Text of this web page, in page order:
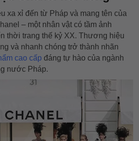
xa xỉ đến từ Pháp và mang tên của
– một nhân vật có tầm ảnh
thời trang thế kỷ XX. Thương hiệu
và nhanh chóng trở thành nhãn
cao cấp đáng tự hào của ngành
nước Pháp.